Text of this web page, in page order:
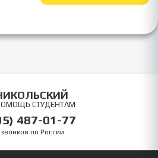
СТУДЕНТАМ
487-01-77
по России